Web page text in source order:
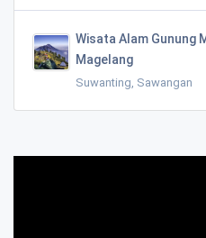
Wisata Alam Gunung
Magelang
Suwanting, Sawangan